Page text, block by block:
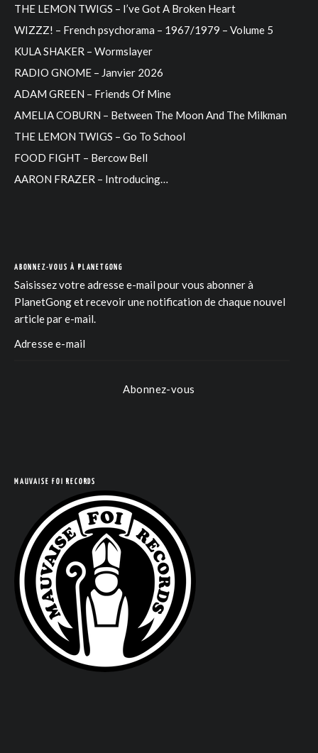
THE LEMON TWIGS – I’ve Got A Broken Heart
WIZZZ! – French psychorama – 1967/1979 – Volume 5
KULA SHAKER – Wormslayer
RADIO GNOME – Janvier 2026
ADAM GREEN – Friends Of Mine
AMELIA COBURN – Between The Moon And The Milkman
THE LEMON TWIGS – Go To School
FOOD FIGHT – Bercow Bell
AARON FRAZER – Introducing…
ABONNEZ-VOUS À PLANETGONG
Saisissez votre adresse e-mail pour vous abonner à
PlanetGong et recevoir une notification de chaque nouvel
article par e-mail.
Abonnez-vous
MAUVAISE FOI RECORDS